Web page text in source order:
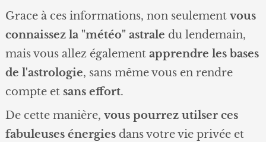
Grace à ces informations, non seulementvous
connaissez la "météo" astrale du lendemain,
mais vous allez égalementapprendre les bases
de l'astrologie, sans même vous en rendre
compte et sans effort.
De cette manière,vous pourrez utilser ces
fabuleuses énergies dans votre vie privée et